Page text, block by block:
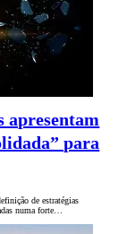
apresentam
para
de estratégias
numa forte…